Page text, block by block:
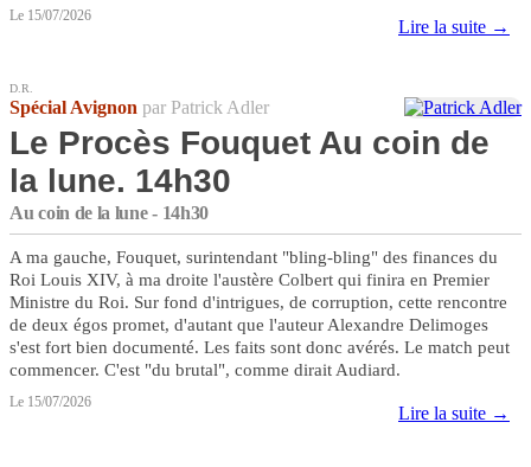
Le 15/07/2026
Lire la suite →
D.R.
Spécial Avignon par Patrick Adler
Le Procès Fouquet Au coin de
la lune. 14h30
Au coin de la lune - 14h30
A ma gauche, Fouquet, surintendant "bling-bling" des finances du
Roi Louis XIV, à ma droite l'austère Colbert qui finira en Premier
Ministre du Roi. Sur fond d'intrigues, de corruption, cette rencontre
de deux égos promet, d'autant que l'auteur Alexandre Delimoges
s'est fort bien documenté. Les faits sont donc avérés. Le match peut
commencer. C'est "du brutal", comme dirait Audiard.
Le 15/07/2026
Lire la suite →